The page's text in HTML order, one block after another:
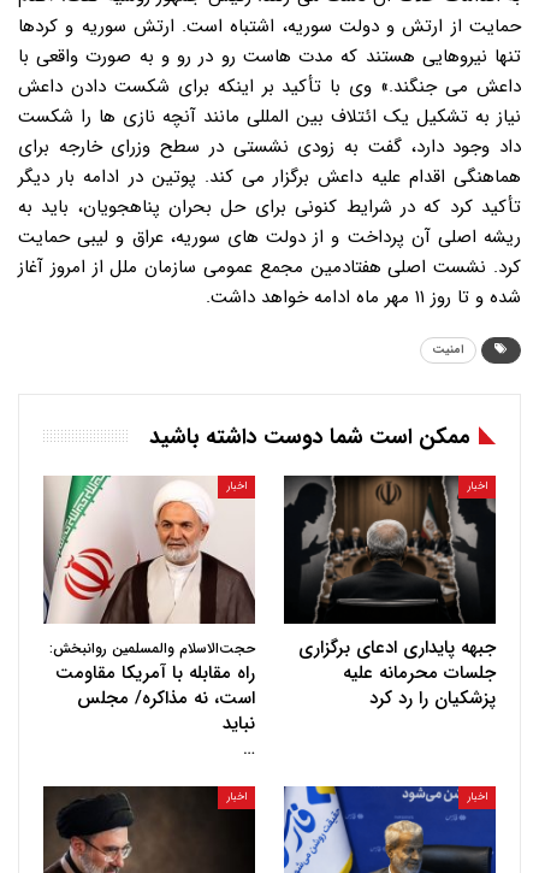
حمایت از ارتش و دولت سوریه، اشتباه است. ارتش سوریه و کردها
تنها نیروهایی هستند که مدت هاست رو در رو و به صورت واقعی با
داعش می جنگند.» وی با تأکید بر اینکه برای شکست دادن داعش
نیاز به تشکیل یک ائتلاف بین المللی مانند آنچه نازی ها را شکست
داد وجود دارد، گفت به زودی نشستی در سطح وزرای خارجه برای
هماهنگی اقدام علیه داعش برگزار می کند. پوتین در ادامه بار دیگر
تأکید کرد که در شرایط کنونی برای حل بحران پناهجویان، باید به
ریشه اصلی آن پرداخت و از دولت های سوریه، عراق و لیبی حمایت
کرد. نشست اصلی هفتادمین مجمع عمومی سازمان ملل از امروز آغاز
شده و تا روز ۱۱ مهر ماه ادامه خواهد داشت.
امنیت
ممکن است شما دوست داشته باشید
اخبار
جبهه پایداری ادعای برگزاری
جلسات محرمانه علیه
پزشکیان را رد کرد
اخبار
حجت‌الاسلام والمسلمین روانبخش:
راه مقابله با آمریکا مقاومت
است، نه مذاکره/ مجلس
نباید
…
اخبار اخبار